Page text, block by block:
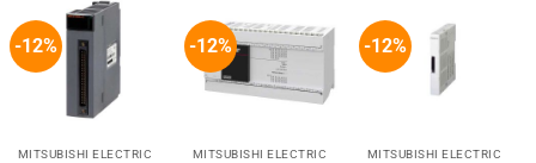
-12%
MITSUBISHI ELECTRIC
-12%
MITSUBISHI ELECTRIC
-12%
MITSUBISHI ELECTRIC